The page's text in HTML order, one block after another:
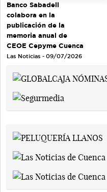
Banco Sabadell
colabora en la
publicación de la
memoria anual de
CEOE Cepyme Cuenca
Las Noticias - 09/07/2026